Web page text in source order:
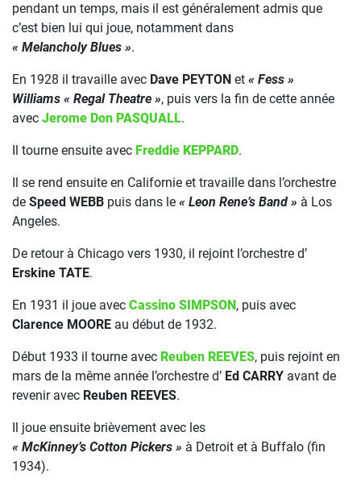
pendant un temps, mais il est généralement admis que
c’est bien lui qui joue, notamment dans
« Melancholy Blues ».
En 1928 il travaille avec Dave PEYTON et « Fess »
Williams « Regal Theatre », puis vers la fin de cette année
avec Jerome Don PASQUALL.
Il tourne ensuite avec Freddie KEPPARD.
Il se rend ensuite en Californie et travaille dans l’orchestre
de Speed WEBB puis dans le « Leon Rene’s Band » à Los
Angeles.
De retour à Chicago vers 1930, il rejoint l’orchestre d’
Erskine TATE.
En 1931 il joue avec Cassino SIMPSON , puis avec
Clarence MOORE au début de 1932.
Début 1933 il tourne avec Reuben REEVES, puis rejoint en
mars de la même année l’orchestre d’ Ed CARRY avant de
revenir avec Reuben REEVES.
Il joue ensuite brièvement avec les
« McKinney’s Cotton Pickers » à Detroit et à Buffalo (fin
1934).